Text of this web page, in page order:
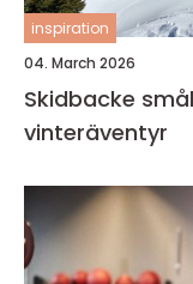
inspiration
04. March 2026
Skidbacke småland där
vinteräventyr